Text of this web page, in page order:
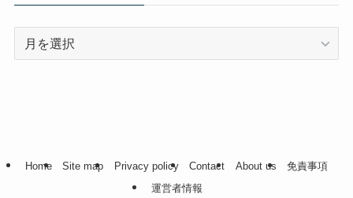
Home Site map Privacy policy Contact About us
免責事項
運営者情報